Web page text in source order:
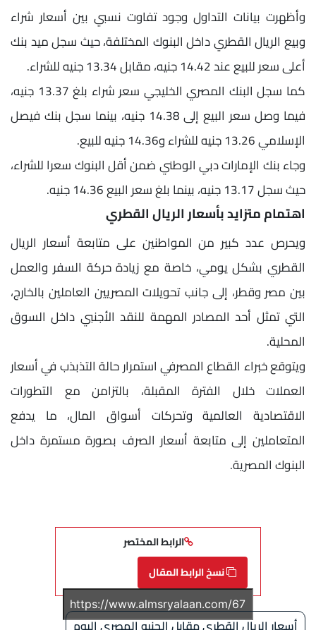
وأظهرت بيانات التداول وجود تفاوت نسبي بين أسعار شراء
وبيع الريال القطري داخل البنوك المختلفة، حيث سجل ميد بنك
أعلى سعر للبيع عند 14.42 جنيه، مقابل 13.34 جنيه للشراء.
كما سجل البنك المصري الخليجي سعر شراء بلغ 13.37 جنيه،
فيما وصل سعر البيع إلى 14.38 جنيه، بينما سجل بنك فيصل
الإسلامي 13.26 جنيه للشراء و14.36 جنيه للبيع.
وجاء بنك الإمارات دبي الوطني ضمن أقل البنوك سعرا للشراء،
حيث سجل 13.17 جنيه، بينما بلغ سعر البيع 14.36 جنيه.
اهتمام متزايد بأسعار الريال القطري
ويحرص عدد كبير من المواطنين على متابعة أسعار الريال
القطري بشكل يومي، خاصة مع زيادة حركة السفر والعمل
بين مصر وقطر، إلى جانب تحويلات المصريين العاملين بالخارج،
التي تمثل أحد المصادر المهمة للنقد الأجنبي داخل السوق
المحلية.
ويتوقع خبراء القطاع المصرفي استمرار حالة التذبذب في أسعار
العملات خلال الفترة المقبلة، بالتزامن مع التطورات
الاقتصادية العالمية وتحركات أسواق المال، ما يدفع
المتعاملين إلى متابعة أسعار الصرف بصورة مستمرة داخل
البنوك المصرية.
الرابط المختصر
نسخ الرابط المقال
أسعار الريال القطري مقابل الجنيه المصري اليوم